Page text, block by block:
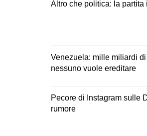
Altro che politica: la
Venezuela: mille miliardi
nessuno vuole ereditare
Pecore di Instagram sulle
rumore